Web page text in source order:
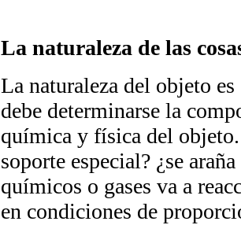
La naturaleza de las
La naturaleza del objeto
debe determinarse la
química y física del objeto.
soporte especial? ¿se
químicos o gases va a
en condiciones de